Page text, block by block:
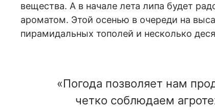
вещества. А в начале лета липа будет
ароматом. Этой осенью в очереди на
пирамидальных тополей и несколько
«Погода позволяет нам
четко соблюдаем